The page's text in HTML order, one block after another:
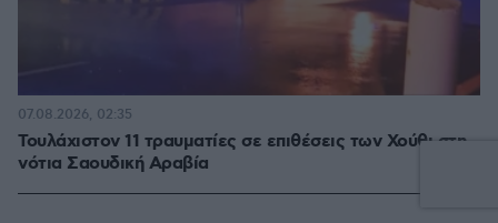
Τουλάχιστον 11 τραυματίες σε επιθέσεις των Χούθι στη
νότια Σαουδική Αραβία
07.08.2026, 02:35